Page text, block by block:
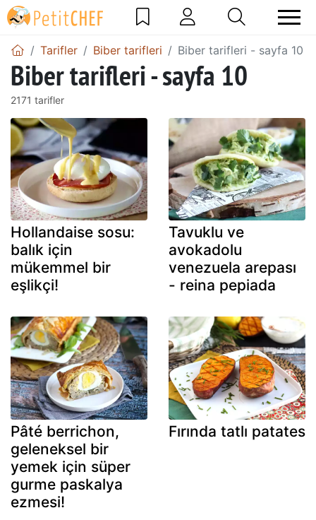
Tarifler Biber tarifleri Biber tarifleri - sayfa 10
Biber tarifleri - sayfa 10
2171 tarifler
Hollandaise sosu:
balık için
mükemmel bir
eşlikçi!
Tavuklu ve
avokadolu
venezuela arepası
- reina pepiada
Pâté berrichon,
geleneksel bir
yemek için süper
gurme paskalya
ezmesi!
Fırında tatlı patates